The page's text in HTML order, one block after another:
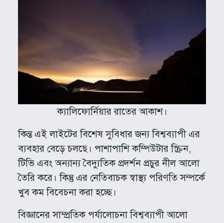
ক্যালিফোর্নিয়ার রাতের আকাশ।
কিন্ত এই লাইটের বিশেষ সুবিধার জন্য বিশ্বব্যাপী এর
ব্যবহার বেড়ে চলছে। পাশাপাশি কম্পিউটার স্ক্রিন,
টিভি এবং অন্যান্য বৈদ্যুতিক প্রদর্শন প্রচুর নীল আলো
তৈরি করে। কিন্তু এর নেতিবাচক স্বাস্থ্য পরিণতি সম্পর্কে
খুব কম বিবেচনা করা হচ্ছে।
বিজ্ঞানের সাম্প্রতিক পর্যালোচনা বিশ্বব্যাপী আলো